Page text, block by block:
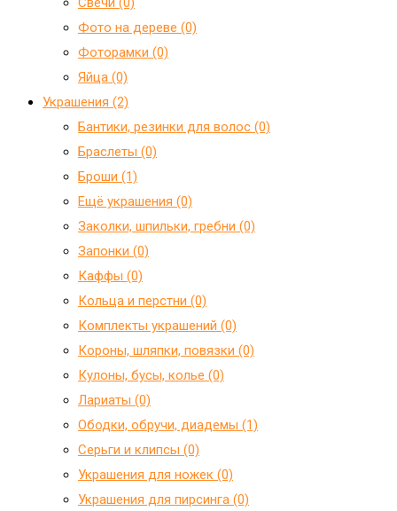
Фото на дереве (0)
Фоторамки (0)
Яйца (0)
Украшения (2)
Бантики, резинки для волос (0)
Браслеты (0)
Броши (1)
Ещё украшения (0)
Заколки, шпильки, гребни (0)
Запонки (0)
Каффы (0)
Кольца и перстни (0)
Комплекты украшений (0)
Короны, шляпки, повязки (0)
Кулоны, бусы, колье (0)
Лариаты (0)
Ободки, обручи, диадемы (1)
Серьги и клипсы (0)
Украшения для ножек (0)
Украшения для пирсинга (0)